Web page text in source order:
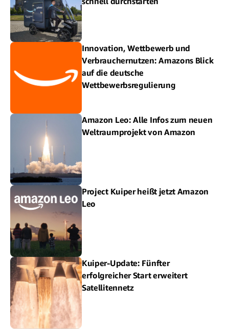
Innovation, Wettbewerb und
Verbrauchernutzen: Amazons Blick
auf die deutsche
Wettbewerbsregulierung
Amazon Leo: Alle Infos zum neuen
Weltraumprojekt von Amazon
Project Kuiper heißt jetzt Amazon
Leo
Kuiper-Update: Fünfter
erfolgreicher Start erweitert
Satellitennetz